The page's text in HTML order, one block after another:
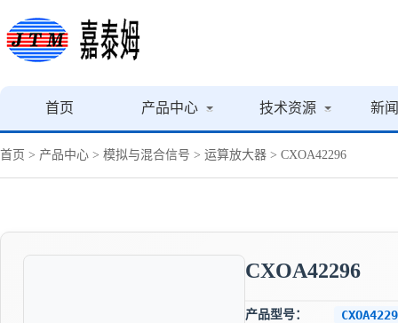
首页 产品中心 技术资源 新
首页 > 产品中心 > 模拟与混合信号 > 运算放大器 > CXOA42296
CXOA42296
产品型号：